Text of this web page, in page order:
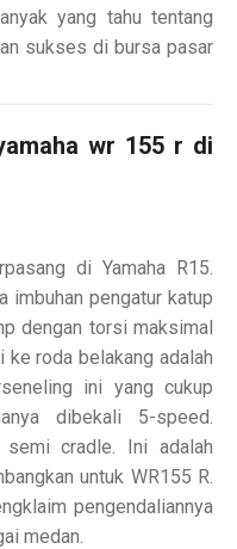
yang tahu tentang
sukses di bursa pasar
wr 155 r di
di Yamaha R15.
imbuhan pengatur katup
dengan torsi maksimal
ke roda belakang adalah
ini yang cukup
dibekali 5-speed.
semi cradle. Ini adalah
untuk WR155 R.
pengendaliannya
medan.